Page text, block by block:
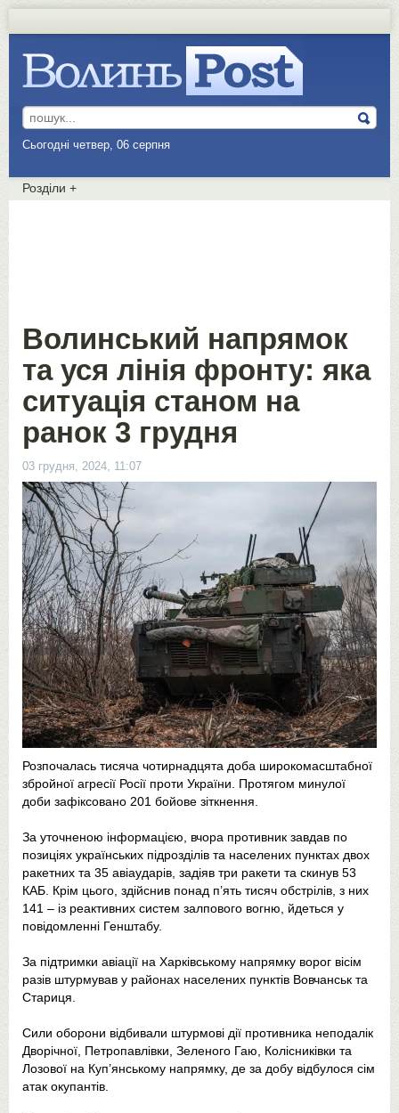
Сьогодні четвер, 06 серпня
Розділи +
Волинський напрямок
та уся лінія фронту: яка
ситуація станом на
ранок 3 грудня
03 грудня, 2024, 11:07
Розпочалась тисяча чотирнадцята доба широкомасштабної
збройної агресії Росії проти України. Протягом минулої
доби зафіксовано 201 бойове зіткнення.
За уточненою інформацією, вчора противник завдав по
позиціях українських підрозділів та населених пунктах двох
ракетних та 35 авіаударів, задіяв три ракети та скинув 53
КАБ. Крім цього, здійснив понад п’ять тисяч обстрілів, з них
141 – із реактивних систем залпового вогню, йдеться у
повідомленні Генштабу.
За підтримки авіації на Харківському напрямку ворог вісім
разів штурмував у районах населених пунктів Вовчанськ та
Стариця.
Сили оборони відбивали штурмові дії противника неподалік
Дворічної, Петропавлівки, Зеленого Гаю, Колісниківки та
Лозової на Куп’янському напрямку, де за добу відбулося сім
атак окупантів.